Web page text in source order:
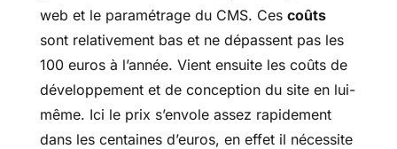
web et le paramétrage du CMS. Ces coûts
sont relativement bas et ne dépassent pas les
100 euros à l’année. Vient ensuite les coûts de
développement et de conception du site en lui-
même. Ici le prix s’envole assez rapidement
dans les centaines d’euros, en effet il nécessite